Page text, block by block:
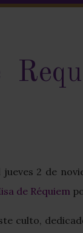
jueves 2 de
de Réquiem
culto,